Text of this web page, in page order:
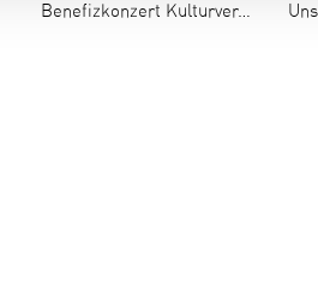
Benefizkonzert Kulturverein Berg